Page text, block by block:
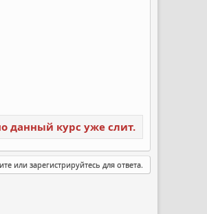
данный курс уже слит.
или зарегистрируйтесь для ответа.